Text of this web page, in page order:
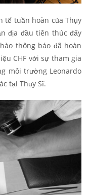
tế tuần hoàn của Thụy
địa đầu tiên thúc đẩy
thông báo đã hoàn
CHF với sự tham gia
môi trường Leonardo
tại Thụy Sĩ.